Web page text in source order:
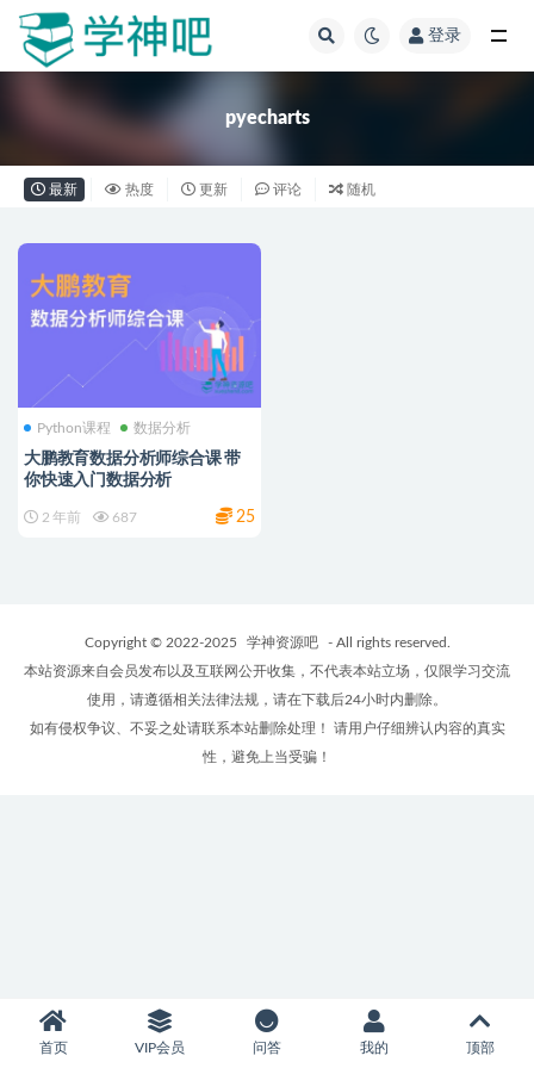
登录
pyecharts
最新 热度 更新 评论 随机
Python课程 数据分析
大鹏教育数据分析师综合课 带
你快速入门数据分析
2 年前 687 25
Copyright © 2022-2025 学神资源吧
- All rights reserved.
本站资源来自会员发布以及互联网公开收集，不代表本站立场，仅限学习交流
使用，请遵循相关法律法规，请在下载后24小时内删除。
如有侵权争议、不妥之处请联系本站删除处理！ 请用户仔细辨认内容的真实
性，避免上当受骗！
首页 VIP会员 问答 我的 顶部